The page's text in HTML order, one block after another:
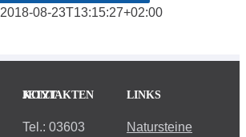
2018-08-23T13:15:27+02:00
JETZT KONTAKTEN
Tel.: 03603
LINKS
Natursteine